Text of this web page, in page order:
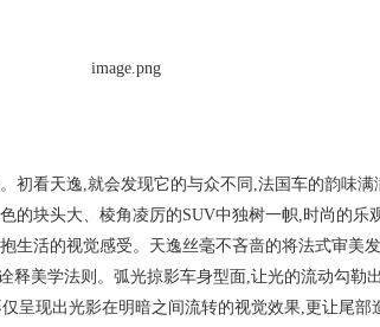
初看天逸,就会发现它的与众不同,法国车的韵味
的块头大、棱角凌厉的SUV中独树一帜,时尚的乐
生活的视觉感受。天逸丝毫不吝啬的将法式审美
释美学法则。弧光掠影车身型面,让光的流动勾勒
呈现出光影在明暗之间流转的视觉效果,更让尾部